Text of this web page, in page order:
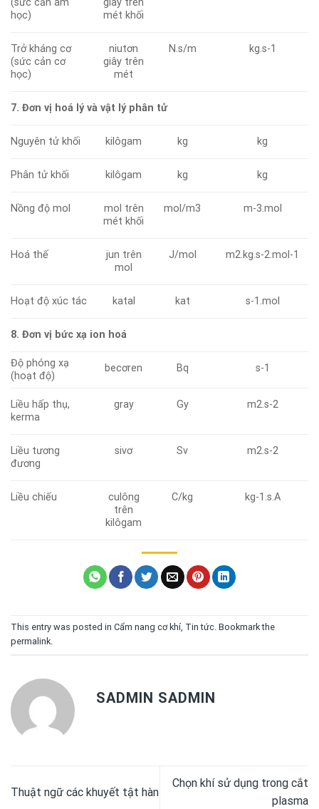
học)
mét khối
Trở kháng cơ
(sức cản cơ
học)
niutơn
giây trên
mét
N.s/m kg.s-1
7. Đơn vị hoá lý và vật lý phân tử
Nguyên tử khối kilôgam kg kg
Phân tử khối kilôgam kg kg
Nồng độ mol
mol trên
mét khối
mol/m3 m-3.mol
Hoá thế
jun trên
mol
J/mol m2.kg.s-2.mol-1
Hoạt độ xúc tác katal kat s-1.mol
8. Đơn vị bức xạ ion hoá
Độ phóng xạ
(hoạt độ)
becơren Bq s-1
Liều hấp thụ,
kerma
gray Gy m2.s-2
Liều tương
đương
sivơ Sv m2.s-2
Liều chiếu
culông
trên
kilôgam
C/kg kg-1.s.A
This entry was posted in Cẩm nang cơ khí, Tin tức. Bookmark the
permalink.
SADMIN SADMIN
Thuật ngữ các khuyết tật hàn
Chọn khí sử dụng trong cắt
plasma